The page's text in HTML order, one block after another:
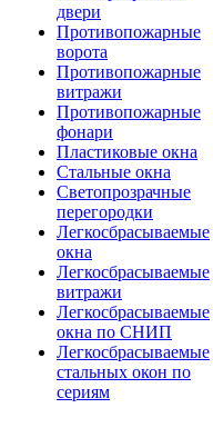
двери
Противопожарные
ворота
Противопожарные
витражи
Противопожарные
фонари
Пластиковые окна
Стальные окна
Светопрозрачные
перегородки
Легкосбрасываемые
окна
Легкосбрасываемые
витражи
Легкосбрасываемые
окна по СНИП
Легкосбрасываемые
стальных окон по
сериям